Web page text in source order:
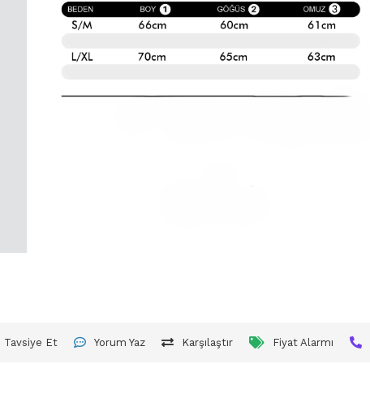
Tavsiye Et Yorum Yaz Karşılaştır Fiyat Alarmı